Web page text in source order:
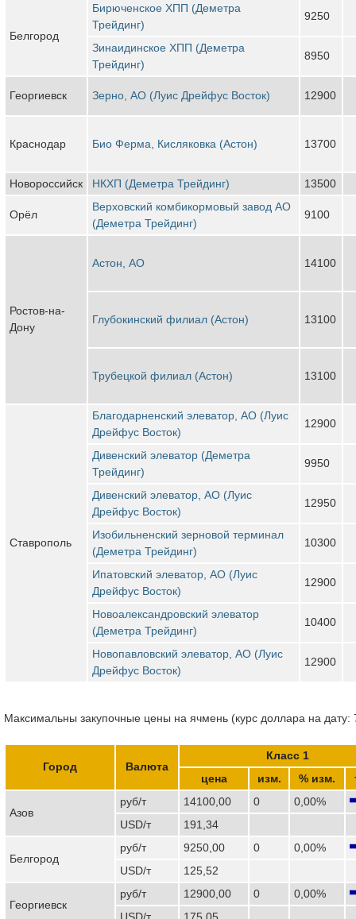
Белгород
Бирюченское ХПП (Деметра
Трейдинг)
9250
Зинаидинское ХПП (Деметра
Трейдинг)
8950
Георгиевск Зерно, АО (Луис Дрейфус Восток) 12900
Краснодар Био Ферма, Кисляковка (Астон) 13700
Новороссийск НКХП (Деметра Трейдинг) 13500
Орёл
Верховский комбикормовый завод АО
(Деметра Трейдинг)
9100
Ростов-на-
Дону
Астон, АО 14100
Глубокинский филиал (Астон) 13100
Трубецкой филиал (Астон) 13100
Ставрополь
Благодарненский элеватор, АО (Луис
Дрейфус Восток)
12900
Дивенский элеватор (Деметра
Трейдинг)
9950
Дивенский элеватор, АО (Луис
Дрейфус Восток)
12950
Изобильненский зерновой терминал
(Деметра Трейдинг)
10300
Ипатовский элеватор, АО (Луис
Дрейфус Восток)
12900
Новоалександровский элеватор
(Деметра Трейдинг)
10400
Новопавловский элеватор, АО (Луис
Дрейфус Восток)
12900
Максимальны закупочные цены на ячмень (курс доллара на дату:
Город Валюта
Класс 1
цена
изм. % изм.
Азов
руб/т 14100,00 0
0,00%
USD/т
191,34
Белгород
руб/т 9250,00 0
0,00%
USD/т
125,52
Георгиевск
руб/т 12900,00 0
0,00%
USD/т
175,05